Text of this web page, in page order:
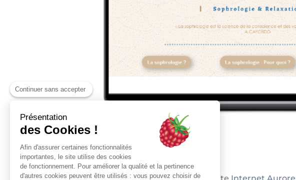
Création site internet
création site internet
Continuer sans accepter
Présentation
des Cookies !
Afin d'assurer certaines fonctionnalités
importantes, le site utilise des cookies
de fonctionnement. Pour améliorer la qualité et la pertinence
d'autres cookies peuvent être utilisés : vous pouvez choisir de